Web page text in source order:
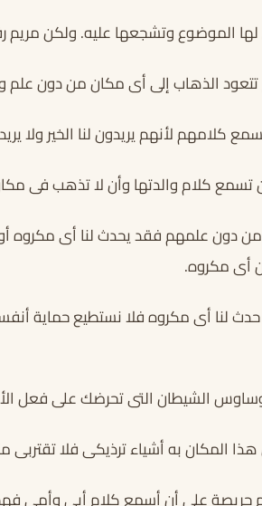
الموضوع وتشجعها عليه. ولكن مريم
الذهاب إلى أى مكان من دون علم
كلامهم لأنهم يريدون لنا الخير ولا
كلام والدتها وأن لا تذهب فى
دون علمهم فقد يحدث لنا أى مكروه أو
أى مكروه.
لنا أى مكروه فلا نستطيع حماية
الشيطان التى تحرضك على فعل
المكان به أشياء ترذيكى فلا تقتربى
حريصة على أن أسمع كلام أبى وأمى